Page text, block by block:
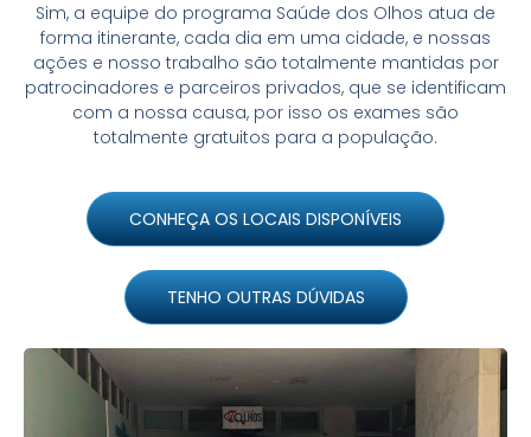
Sim, a equipe do programa Saúde dos Olhos atua de
forma itinerante, cada dia em uma cidade, e nossas
ações e nosso trabalho são totalmente mantidas por
patrocinadores e parceiros privados, que se identificam
com a nossa causa, por isso os exames são
totalmente gratuitos para a população.
CONHEÇA OS LOCAIS DISPONÍVEIS
TENHO OUTRAS DÚVIDAS